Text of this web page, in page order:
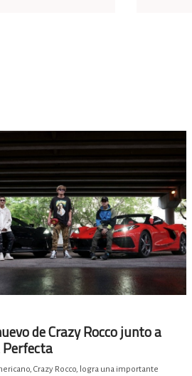
de Crazy Rocco junto a
Perfecta
Crazy Rocco, logra una importante